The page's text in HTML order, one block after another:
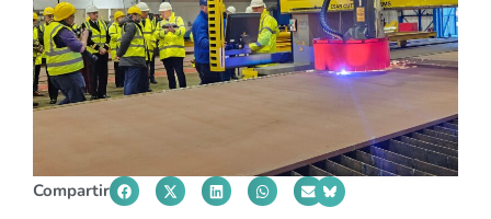
Compartir